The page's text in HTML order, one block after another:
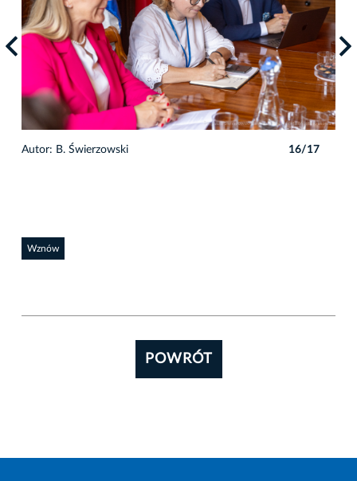
Autor: B. Świerzowski 16/17
Wznów
POWRÓT